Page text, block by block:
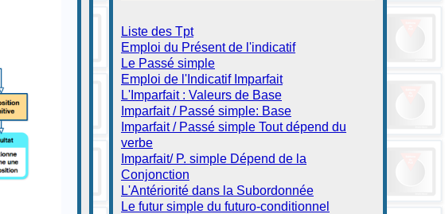
Liste des Tpt
Emploi du Présent de l'indicatif
Le Passé simple
Emploi de l'Indicatif Imparfait
L'Imparfait : Valeurs de Base
Imparfait / Passé simple: Base
Imparfait / Passé simple Tout dépend du
verbe
Imparfait/ P. simple Dépend de la
Conjonction
L'Antériorité dans la Subordonnée
Le futur simple du futuro-conditionnel